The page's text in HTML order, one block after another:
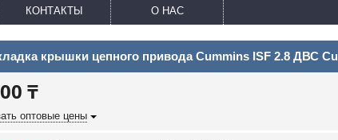
КОНТАКТЫ О НАС
крышки цепного привода Cummins ISF 2.8 ДВС
₸
оптовые цены